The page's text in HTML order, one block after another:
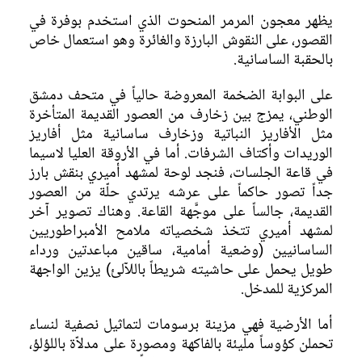
يظهر معجون المرمر المنحوت الذي استخدم بوفرة في
القصور، على النقوش البارزة والغائرة وهو استعمال خاص
بالحقبة الساسانية.
على البوابة الضخمة المعروضة حالياً في متحف دمشق
الوطني، يمزج بين زخارف من العصور القديمة المتأخرة
مثل الأفاريز النباتية وزخارف ساسانية مثل أفاريز
الوريدات وأكتاف الشرفات. أما في الأروقة العليا لاسيما
في قاعة الجلسات، فنجد لوحة لمشهد أميري بنقش بارز
جداً تصور حاكماً على عرشه يرتدي حلّة من العصور
القديمة، جالساً على موجَّهة القاعة. وهناك تصوير آخر
لمشهد أميري تتخذ شخصياته ملامح الأمبراطوريين
الساسانيين (وضعية أمامية، ساقين مباعدتين ورداء
طويل يحمل على حاشيته شريطاً باللآلئ) يزين الواجهة
المركزية للمدخل.
أما الأرضية فهي مزينة برسومات لتماثيل نصفية لنساء
تحملن كؤوساً مليئة بالفاكهة ومصورة على مدلاّة باللؤلؤ،